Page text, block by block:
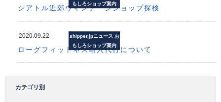
シアトル近郊ヴィンテージショップ探検
もしろショップ案内
ローグフィットネス輸入代行について
2020.09.22 shipper.jpニュース お
もしろショップ案内
カテゴリ別